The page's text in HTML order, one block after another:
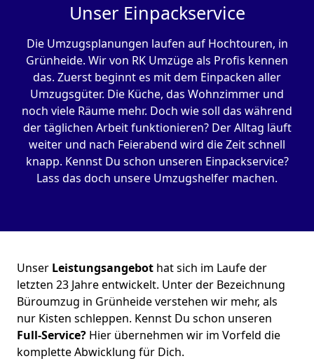
Unser Einpackservice
Die Umzugsplanungen laufen auf Hochtouren, in
Grünheide. Wir von RK Umzüge als Profis kennen
das. Zuerst beginnt es mit dem Einpacken aller
Umzugsgüter. Die Küche, das Wohnzimmer und
noch viele Räume mehr. Doch wie soll das während
der täglichen Arbeit funktionieren? Der Alltag läuft
weiter und nach Feierabend wird die Zeit schnell
knapp. Kennst Du schon unseren Einpackservice?
Lass das doch unsere Umzugshelfer machen.
Unser Leistungsangebot hat sich im Laufe der
letzten 23 Jahre entwickelt. Unter der Bezeichnung
Büroumzug in Grünheide verstehen wir mehr, als
nur Kisten schleppen. Kennst Du schon unseren
Full-Service? Hier übernehmen wir im Vorfeld die
komplette Abwicklung für Dich.